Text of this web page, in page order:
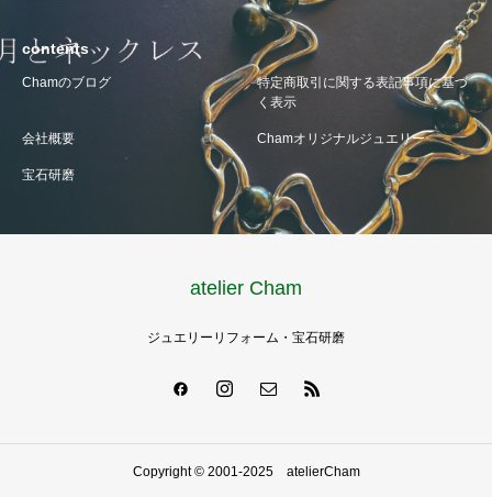
contents
Chamのブログ
特定商取引に関する表記事項に基づ
く表示
会社概要 Chamオリジナルジュエリー
宝石研磨
atelier Cham
ジュエリーリフォーム・宝石研磨
Copyright © 2001-2025 atelierCham